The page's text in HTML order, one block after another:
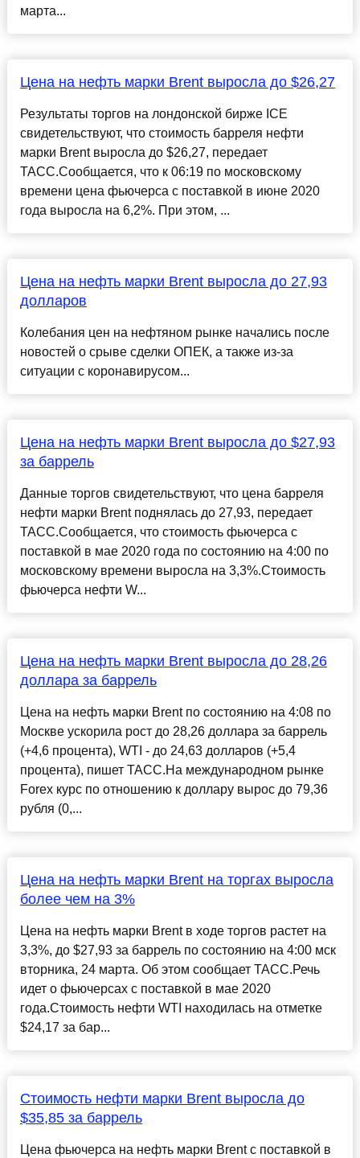
марта...
Цена на нефть марки Brent выросла до $26,27
Результаты торгов на лондонской бирже ICE
свидетельствуют, что стоимость барреля нефти
марки Brent выросла до $26,27, передает
ТАСС.Сообщается, что к 06:19 по московскому
времени цена фьючерса с поставкой в июне 2020
года выросла на 6,2%. При этом, ...
Цена на нефть марки Brent выросла до 27,93
долларов
Колебания цен на нефтяном рынке начались после
новостей о срыве сделки ОПЕК, а также из-за
ситуации с коронавирусом...
Цена на нефть марки Brent выросла до $27,93
за баррель
Данные торгов свидетельствуют, что цена барреля
нефти марки Brent поднялась до 27,93, передает
ТАСС.Сообщается, что стоимость фьючерса с
поставкой в мае 2020 года по состоянию на 4:00 по
московскому времени выросла на 3,3%.Стоимость
фьючерса нефти W...
Цена на нефть марки Brent выросла до 28,26
доллара за баррель
Цена на нефть марки Brent по состоянию на 4:08 по
Москве ускорила рост до 28,26 доллара за баррель
(+4,6 процента), WTI - до 24,63 долларов (+5,4
процента), пишет ТАСС.На международном рынке
Forex курс по отношению к доллару вырос до 79,36
рубля (0,...
Цена на нефть марки Brent на торгах выросла
более чем на 3%
Цена на нефть марки Brent в ходе торгов растет на
3,3%, до $27,93 за баррель по состоянию на 4:00 мск
вторника, 24 марта. Об этом сообщает ТАСС.Речь
идет о фьючерсах с поставкой в мае 2020
года.Стоимость нефти WTI находилась на отметке
$24,17 за бар...
Стоимость нефти марки Brent выросла до
$35,85 за баррель
Цена фьючерса на нефть марки Brent с поставкой в